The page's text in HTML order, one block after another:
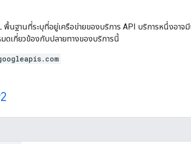
พื้นฐานที่ระบุที่อยู่เครือข่ายของบริการ API บริการหนึ่งอาจ
มดเกี่ยวข้องกับปลายทางของบริการนี้